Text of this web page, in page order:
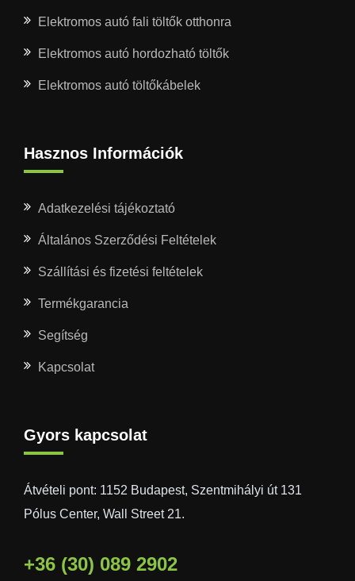
Elektromos autó fali töltők otthonra
Elektromos autó hordozható töltők
Elektromos autó töltőkábelek
Hasznos Információk
Adatkezelési tájékoztató
Általános Szerződési Feltételek
Szállítási és fizetési feltételek
Termékgarancia
Segítség
Kapcsolat
Gyors kapcsolat
Átvételi pont: 1152 Budapest, Szentmihályi út 131
Pólus Center, Wall Street 21.
+36 (30) 089 2902